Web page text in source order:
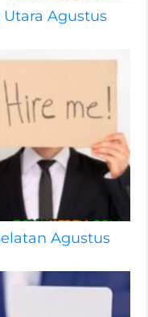
Agustus
Agustus